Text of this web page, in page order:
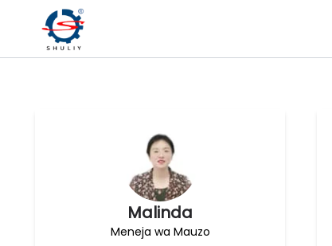
Malinda
Meneja wa Mauzo